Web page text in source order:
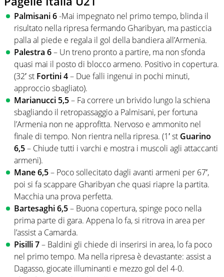
Palmisani 6-Mai impegnato nel primo tempo, blinda il
risultato nella ripresa fermando Gharibyan, ma pasticcia
palla al piede e regala il gol della bandiera all’Armenia.
Palestra 6– Un treno pronto a partire, ma non sfonda
quasi mai il posto di blocco armeno. Positivo in copertura.
(32′ st Fortini 4– Due falli ingenui in pochi minuti,
approccio sbagliato).
Marianucci 5,5– Fa correre un brivido lungo la schiena
sbagliando il retropassaggio a Palmisani, per fortuna
l’Armenia non ne approfitta. Nervoso e ammonito nel
finale di tempo. Non rientra nella ripresa. (1′ st Guarino
6,5– Chiude tutti i varchi e mostra i muscoli agli attaccanti
armeni).
Mane 6,5– Poco sollecitato dagli avanti armeni per 67′,
poi si fa scappare Gharibyan che quasi riapre la partita.
Macchia una prova perfetta.
Bartesaghi 6,5– Buona copertura, spinge poco nella
prima parte di gara. Appena lo fa, si ritrova in area per
l’assist a Camarda.
Pisilli 7– Baldini gli chiede di inserirsi in area, lo fa poco
nel primo tempo. Ma nella ripresa è devastante: assist a
Dagasso, giocate illuminanti e mezzo gol del 4-0.